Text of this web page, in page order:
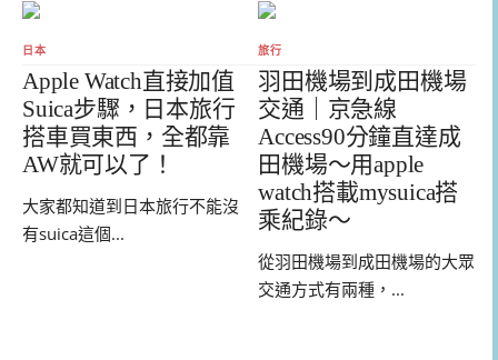
日本
Apple Watch直接加值
Suica步驟，日本旅行
搭車買東西，全都靠
AW就可以了！
大家都知道到日本旅行不能沒
有suica這個...
旅行
羽田機場到成田機場
交通｜京急線
Access90分鐘直達成
田機場～用apple
watch搭載mysuica搭
乘紀錄～
從羽田機場到成田機場的大眾
交通方式有兩種，...